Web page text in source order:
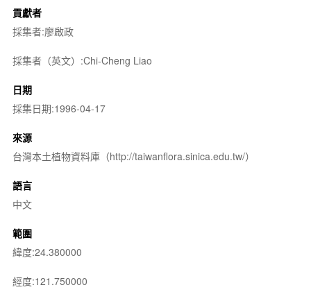
貢獻者
採集者:廖啟政
採集者（英文）:Chi-Cheng Liao
日期
採集日期:1996-04-17
來源
台灣本土植物資料庫（http://taiwanflora.sinica.edu.tw/）
語言
中文
範圍
緯度:24.380000
經度:121.750000